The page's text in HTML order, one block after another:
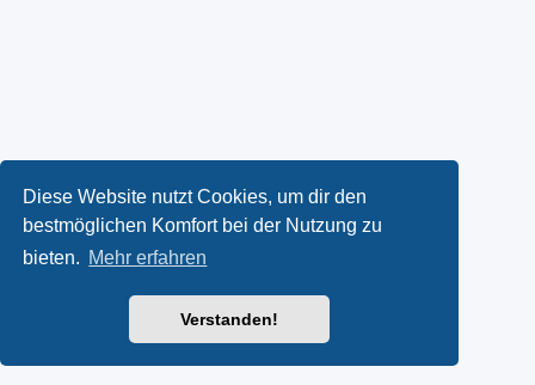
Diese Website nutzt Cookies, um dir den
bestmöglichen Komfort bei der Nutzung zu
bieten. Mehr erfahren
Verstanden!